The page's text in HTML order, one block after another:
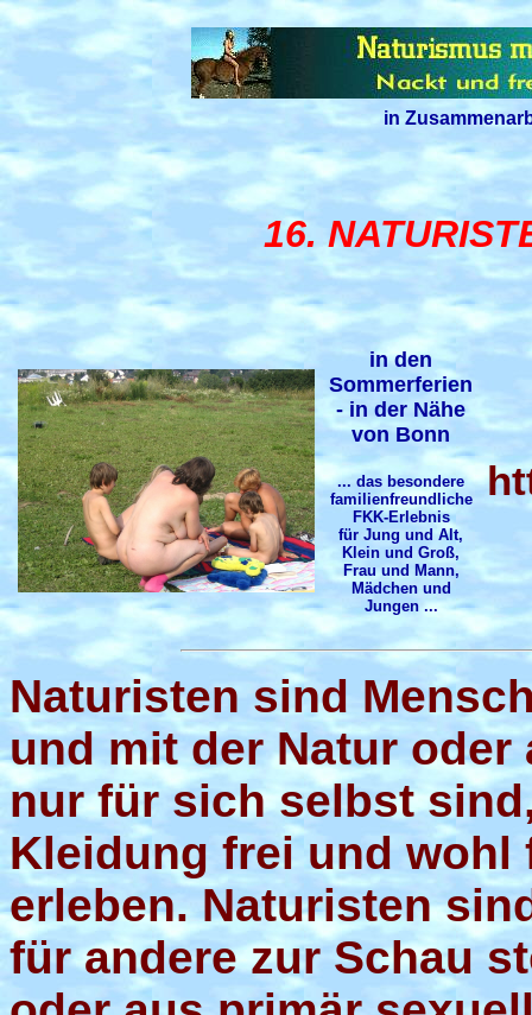
in
16.
in den
Sommerferien
- in der Nähe
von Bonn
... das besondere
familienfreundliche
FKK-Erlebnis
für Jung und Alt,
Klein und Groß,
Frau und Mann,
Mädchen und
Jungen ...
Naturisten sind
und mit der Natur oder
nur für sich selbst
Kleidung frei und wohl
erleben. Naturisten
für andere zur Schau